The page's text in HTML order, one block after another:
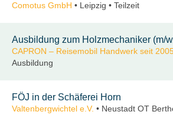
Comotus GmbH • Leipzig • Teilzeit
Ausbildung zum Holzmechaniker (m/
CAPRON – Reisemobil Handwerk seit
Ausbildung
FÖJ in der Schäferei Horn
Valtenbergwichtel e.V. • Neustadt OT